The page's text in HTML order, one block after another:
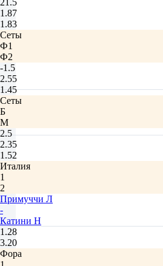
21.5
1.87
1.83
Сеты
Ф1
Ф2
-1.5
2.55
1.45
Сеты
Б
М
2.5
2.35
1.52
Италия
1
2
Примуччи Л
-
Катини Н
1.28
3.20
Фора